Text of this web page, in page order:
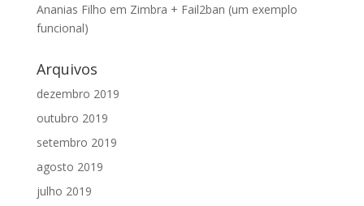
Ananias Filho em Zimbra + Fail2ban (um exemplo
funcional)
Arquivos
dezembro 2019
outubro 2019
setembro 2019
agosto 2019
julho 2019